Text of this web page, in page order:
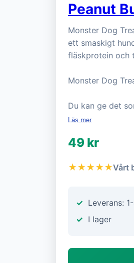
Peanut
Monster Dog
ett smaskigt
fläskprotein och
Monster Dog
Du kan ge det
Läs mer
49 kr
★★★★★Vårt
Leverans:
I lager